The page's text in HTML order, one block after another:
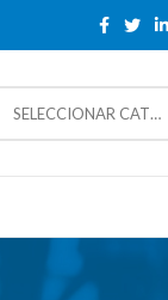
SELECCIONAR CATEGORÍA